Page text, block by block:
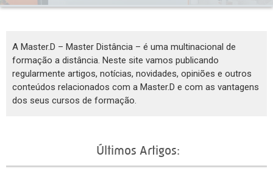
A Master.D – Master Distância – é uma multinacional de
formação a distância. Neste site vamos publicando
regularmente artigos, notícias, novidades, opiniões e outros
conteúdos relacionados com a Master.D e com as vantagens
dos seus cursos de formação.
Últimos Artigos: